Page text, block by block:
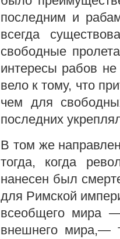
последним и
всегда
свободные
интересы рабов
вело к тому, что
чем для
последних
В том же
тогда, когда
нанесен был
для Римской
всеобщего мира
внешнего мира,—